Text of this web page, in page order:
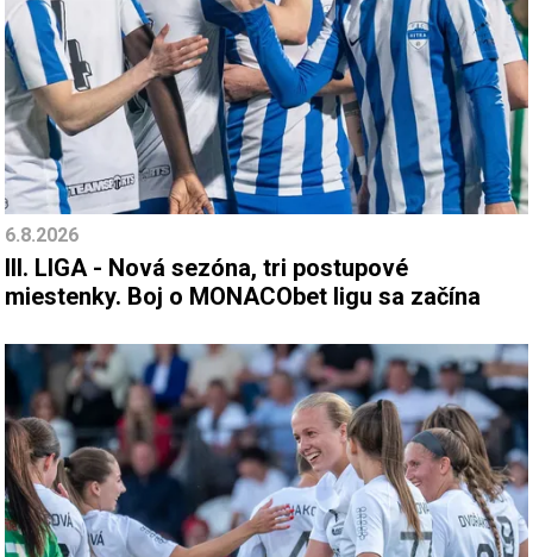
6.8.2026
III. LIGA - Nová sezóna, tri postupové
miestenky. Boj o MONACObet ligu sa začína